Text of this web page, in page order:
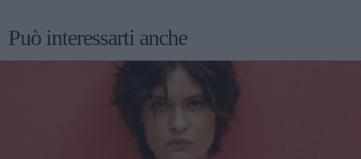
Può interessarti anche